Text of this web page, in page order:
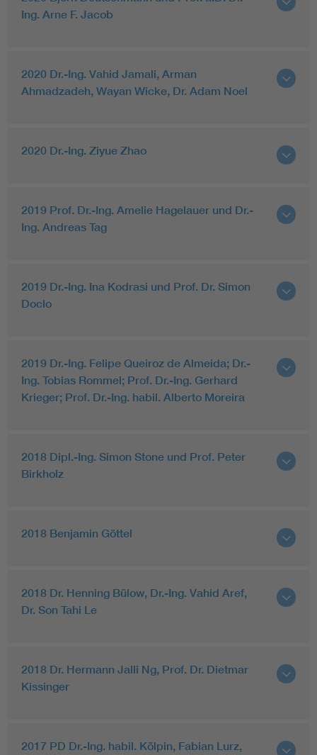
Ing. Arne F. Jacob
2020 Dr.-Ing. Vahid Jamali, Arman
Ahmadzadeh, Wayan Wicke, Dr. Adam Noel
2020 Dr.-Ing. Ziyue Zhao
2019 Prof. Dr.-Ing. Amelie Hagelauer und Dr.-
Ing. Andreas Tag
2019 Dr.-Ing. Ina Kodrasi und Prof. Dr. Simon
Doclo
2019 Dr.-Ing. Felipe Queiroz de Almeida; Dr.-
Ing. Tobias Rommel; Prof. Dr.-Ing. Gerhard
Krieger; Prof. Dr.-Ing. habil. Alberto Moreira
2018 Dipl.-Ing. Simon Stone und Prof. Peter
Birkholz
2018 Benjamin Göttel
2018 Dr. Henning Bülow, Dr.-Ing. Vahid Aref,
Dr. Son Tahi Le
2018 Dr. Hermann Jalli Ng, Prof. Dr. Dietmar
Kissinger
2017 PD Dr.-Ing. habil. Kölpin, Fabian Lurz,